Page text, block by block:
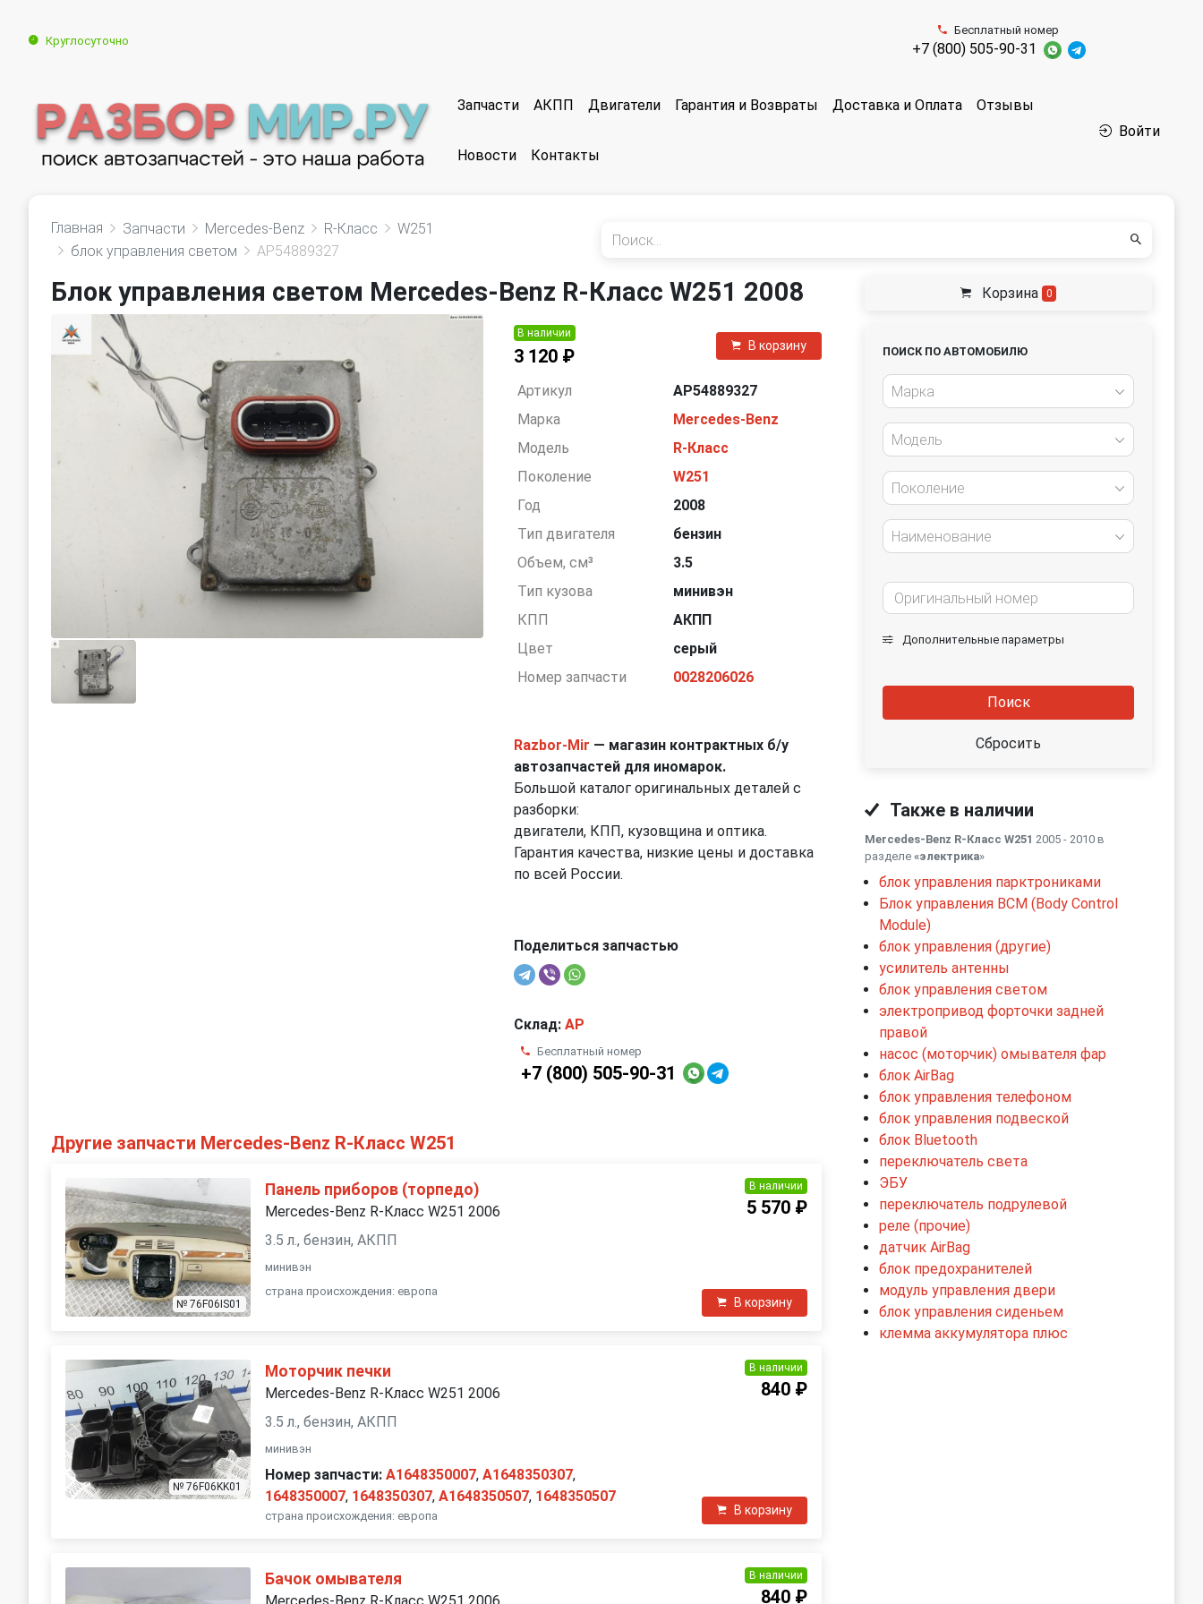
Круглосуточно
Бесплатный номер
+7 (800) 505-90-31
Запчасти АКПП Двигатели Гарантия и Возвраты Доставка и Оплата Отзывы
Новости Контакты
Войти
Главная Запчасти Mercedes-Benz R-Класс
W251
блок управления светом
AP54889327
Блок управления светом Mercedes-Benz R-Класс W251 2008
В наличии
3 120 ₽
В корзину
Артикул
AP54889327
Марка
Mercedes-Benz
Модель
R-Класс
Поколение
W251
Год
2008
Тип двигателя
бензин
Объем, см³
3.5
Тип кузова
минивэн
КПП
АКПП
Цвет
серый
Номер запчасти
0028206026
Razbor-Mir — магазин контрактных б/у
автозапчастей для иномарок.
Большой каталог оригинальных деталей с
разборки:
двигатели, КПП, кузовщина и оптика.
Гарантия качества, низкие цены и доставка
по всей России.
Поделиться запчастью
Склад: AP
Бесплатный номер
+7 (800) 505-90-31
Другие запчасти Mercedes-Benz R-Класс W251
№ 76F06IS01
Панель приборов (торпедо)
Mercedes-Benz R-Класс W251 2006
3.5 л., бензин, АКПП
минивэн
страна происхождения: европа
В наличии
5 570 ₽
В корзину
№ 76F06KK01
Моторчик печки
Mercedes-Benz R-Класс W251 2006
3.5 л., бензин, АКПП
минивэн
Номер запчасти: A1648350007,A1648350307,
1648350007, 1648350307,A1648350507, 1648350507
страна происхождения: европа
В наличии
840 ₽
В корзину
Бачок омывателя В наличии
840 ₽
Корзина 0
ПОИСК ПО АВТОМОБИЛЮ
Марка
Модель
Поколение
Наименование
Дополнительные параметры
Поиск
Сбросить
Также в наличии
Mercedes-Benz R-Класс W251 2005 - 2010 в
разделе «электрика»
блок управления парктрониками
Блок управления BCM (Body Control
Module)
блок управления (другие)
усилитель антенны
блок управления светом
электропривод форточки задней
правой
насос (моторчик) омывателя фар
блок AirBag
блок управления телефоном
блок управления подвеской
блок Bluetooth
переключатель света
ЭБУ
переключатель подрулевой
реле (прочие)
датчик AirBag
блок предохранителей
модуль управления двери
блок управления сиденьем
клемма аккумулятора плюс